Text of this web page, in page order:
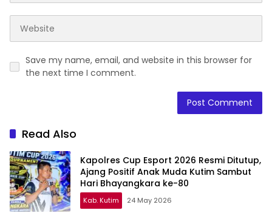
Save my name, email, and website in this browser for
the next time I comment.
Read Also
Kapolres Cup Esport 2026 Resmi Ditutup,
Ajang Positif Anak Muda Kutim Sambut
Hari Bhayangkara ke-80
Kab. Kutim 24 May 2026